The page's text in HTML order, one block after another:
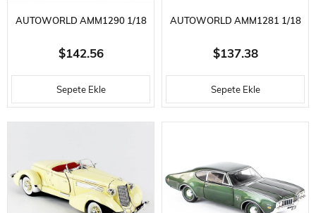
AUTOWORLD AMM1290 1/18
ÖLÇEK, 1969 SHELBY GT500
MUSTANG 2+2, (MCACN),
ROYAL BORDO, SERGILEMEYE
$142.56
Sepete Ekle
AUTOWORLD AMM1281 1/18
ÖLÇEK, 1961 CHEVY
CORVETTE CONVERTIBLE,
HONDURAS MAROON
$137.38
Sepete Ekle